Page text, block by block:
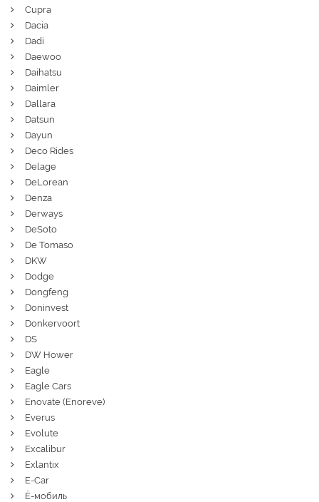
Cupra
Dacia
Dadi
Daewoo
Daihatsu
Daimler
Dallara
Datsun
Dayun
Deco Rides
Delage
DeLorean
Denza
Derways
DeSoto
De Tomaso
DKW
Dodge
Dongfeng
Doninvest
Donkervoort
DS
DW Hower
Eagle
Eagle Cars
Enovate (Enoreve)
Everus
Evolute
Excalibur
Exlantix
E-Car
Ё-мобиль